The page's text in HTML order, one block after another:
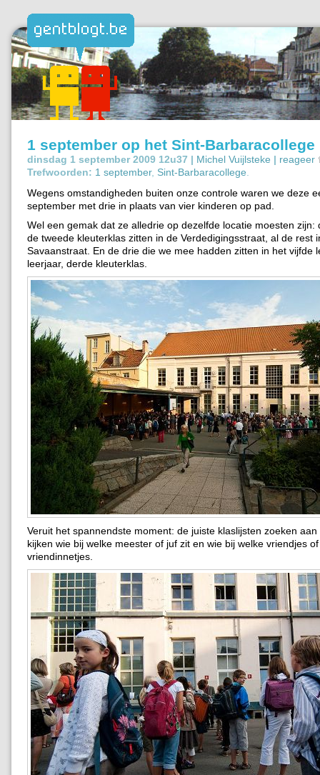
1 september op het Sint-Barbaracollege
dinsdag 1 september 2009 12u37 | Michel Vuijlsteke | reageer
Trefwoorden: 1 september, Sint-Barbaracollege
Wegens omstandigheden buiten onze controle waren we deze
september met drie in plaats van vier kinderen op pad.
Wel een gemak dat ze alledrie op dezelfde locatie moesten zijn:
de tweede kleuterklas zitten in de Verdedigingsstraat, al de rest
Savaanstraat. En de drie die we mee hadden zitten in het vijfde
leerjaar, derde kleuterklas.
Veruit het spannendste moment: de juiste klaslijsten zoeken
kijken wie bij welke meester of juf zit en wie bij welke vriendjes of
vriendinnetjes.